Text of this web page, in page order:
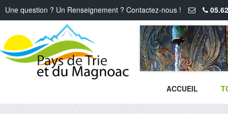
Une question ? Un Renseignement ? Contactez-nous !
ACCUEIL